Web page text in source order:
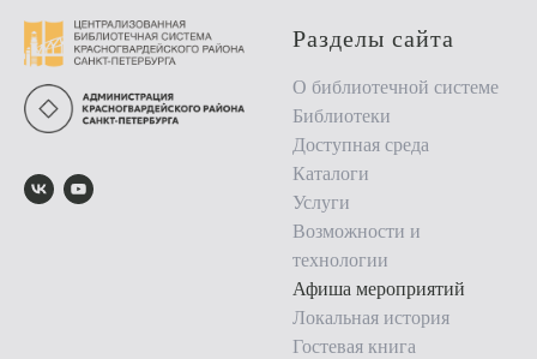
Разделы сайта
О библиотечной системе
Библиотеки
Доступная среда
Каталоги
Услуги
Возможности и
технологии
Афиша мероприятий
Локальная история
Гостевая книга